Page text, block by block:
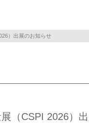
）出展のお知らせ
（CSPI 2026）